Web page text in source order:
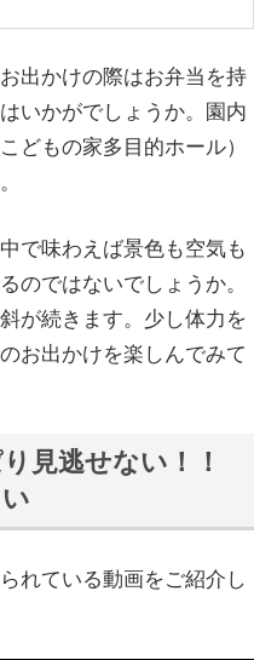
出かけの際はお弁当を持
いかがでしょうか。園内
どもの家多目的ホール）
で味わえば景色も空気も
のではないでしょうか。
が続きます。少し体力を
お出かけを楽しんでみて
見逃せない！！
れている動画をご紹介し